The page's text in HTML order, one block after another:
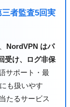
者監査5回実
NordVPN はパ
受け、ログ非保
サポート・最
も扱いやす
たるサービス